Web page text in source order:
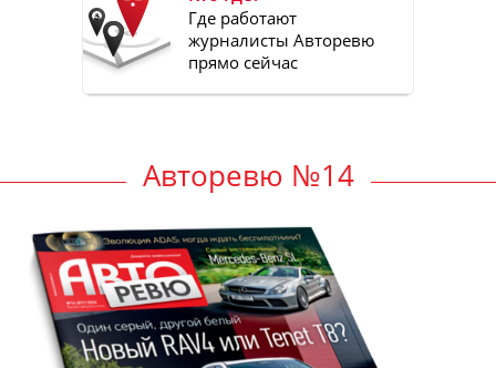
Где работают
журналисты Авторевю
прямо сейчас
Авторевю №14